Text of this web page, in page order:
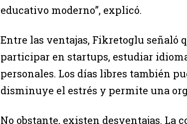
educativo moderno”, explicó.
Entre las ventajas, Fikretoglu señaló
participar en startups, estudiar
personales. Los días libres también
disminuye el estrés y permite una
No obstante, existen desventajas. La